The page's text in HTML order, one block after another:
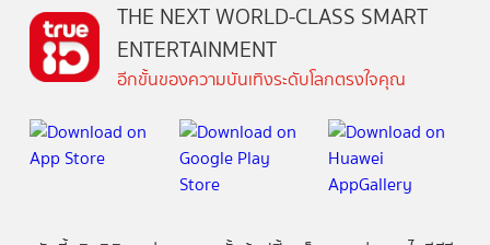
THE NEXT WORLD-CLASS SMART
ENTERTAINMENT
อีกขั้นของความบันเทิงระดับโลกตรงใจคุณ